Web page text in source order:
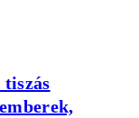
tiszás